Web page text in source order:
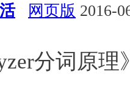
网页版 2016-
分词原理